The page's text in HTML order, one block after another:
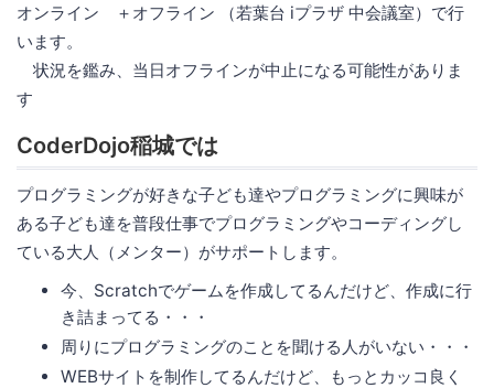
オンライン ＋オフライン （若葉台 iプラザ 中会議室）で行
います。
状況を鑑み、当日オフラインが中止になる可能性がありま
す
CoderDojo稲城では
プログラミングが好きな子ども達やプログラミングに興味が
ある子ども達を普段仕事でプログラミングやコーディングし
ている大人（メンター）がサポートします。
今、Scratchでゲームを作成してるんだけど、作成に行
き詰まってる・・・
周りにプログラミングのことを聞ける人がいない・・・
WEBサイトを制作してるんだけど、もっとカッコ良く